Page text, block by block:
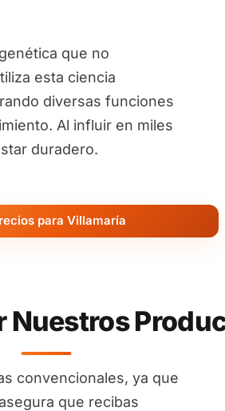
que no
esta ciencia
diversas funciones
Al influir en miles
duradero.
para Villamaría
Nuestros
convencionales, ya que
que recibas